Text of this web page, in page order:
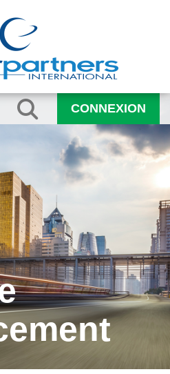
CONNEXION